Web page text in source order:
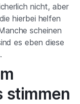
nicht, aber
hierbei helfen
scheinen
es eben diese
stimmen